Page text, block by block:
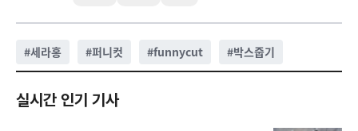
#세라홍 #퍼니컷 #funnycut #박스줍기
실시간 인기 기사